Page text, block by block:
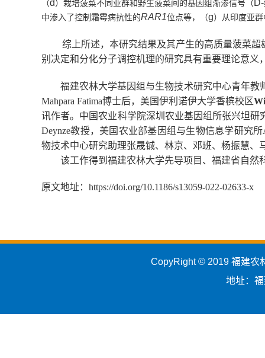
（d ）栽培菠菜不同亚群和野生菠菜间的基因组渐渗信号（ D-
中渗入了控制霜霉病抗性的RAR1位点等，（g） 从 印度亚
综上所述，本研究结果及其产生的高质量菠菜超
别决定和分化分子调控机理的研究具有重要理论意义
福建农林大学基因组与生物技术研究中心青年教
Mahpara Fatima博士后，美国伊利诺伊大学香槟校区
讯作者。中国农业科学院深圳农业基因组所张兴坦
Deynze教授，美国农业部基因组与生物信息学研究所
物技术中心研究助理张晟铖、林京、邓班、杨振慧、
该工作得到福建农林大学先导项目、福建省自然
原文地址： https://doi.org/10.1186/s13059-022-02633-x
CopyRight © 2019 福建农
地址：